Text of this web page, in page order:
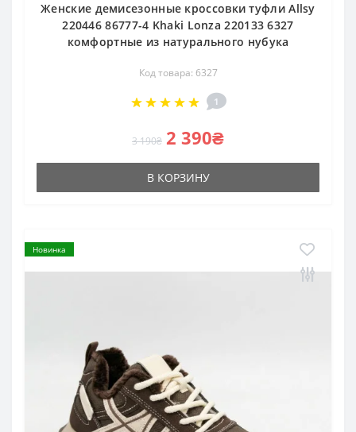
Женские демисезонные кроссовки туфли Allsy
220446 86777-4 Khaki Lonza 220133 6327
комфортные из натурального нубука
Код товара: 6327
1
3 190₴ 2 390₴
В КОРЗИНУ
Новинка